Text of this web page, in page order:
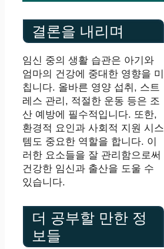
결론을 내리며
임신 중의 생활 습관은 아기와
엄마의 건강에 중대한 영향을 미
칩니다. 올바른 영양 섭취, 스트
레스 관리, 적절한 운동 등은 조
산 예방에 필수적입니다. 또한,
환경적 요인과 사회적 지원 시스
템도 중요한 역할을 합니다. 이
러한 요소들을 잘 관리함으로써
건강한 임신과 출산을 도울 수
있습니다.
더 공부할 만한 정
보들